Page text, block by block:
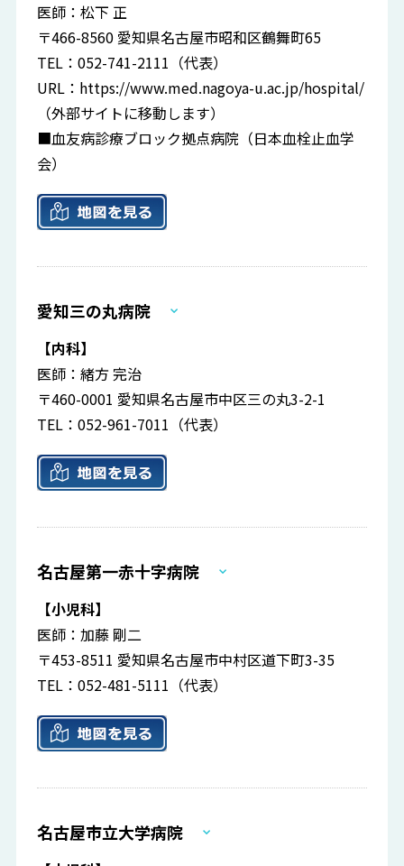
医師：松下 正
〒466-8560 愛知県名古屋市昭和区鶴舞町65
TEL：052-741-2111（代表）
URL： https://www.med.nagoya-u.ac.jp/hospital/
（外部サイトに移動します）
■血友病診療ブロック拠点病院（日本血栓止血学
会）
愛知三の丸病院
【内科】
医師：緒方 完治
〒460-0001 愛知県名古屋市中区三の丸3-2-1
TEL：052-961-7011（代表）
名古屋第一赤十字病院
【小児科】
医師：加藤 剛二
〒453-8511 愛知県名古屋市中村区道下町3-35
TEL：052-481-5111（代表）
名古屋市立大学病院